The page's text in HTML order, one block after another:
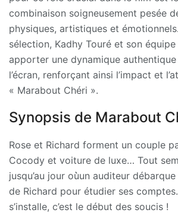
combinaison soigneusement pesée
physiques, artistiques et
sélection, Kadhy Touré et son
apporter une dynamique
l’écran, renforçant ainsi l’impact et
« Marabout Chéri ».
Synopsis de Marabout
Rose et Richard forment un couple
Cocody et voiture de luxe… Tout
jusqu’au jour où̀un auditeur
de Richard pour étudier ses
s’installe, c’est le début des soucis !